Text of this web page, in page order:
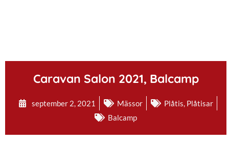
Caravan Salon 2021, Balcamp
september 2, 2021 Mässor Plåtis, Plåtisar
Balcamp